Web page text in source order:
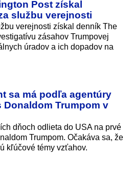
Post získal
službu verejnosti
verejnosti získal denník The
zásahov Trumpovej
úradov a ich dopadov na
sa má podľa agentúry
Trumpom v
dňoch odlieta do USA na prvé
Trumpom. Očakáva sa, že
kľúčové témy vzťahov.